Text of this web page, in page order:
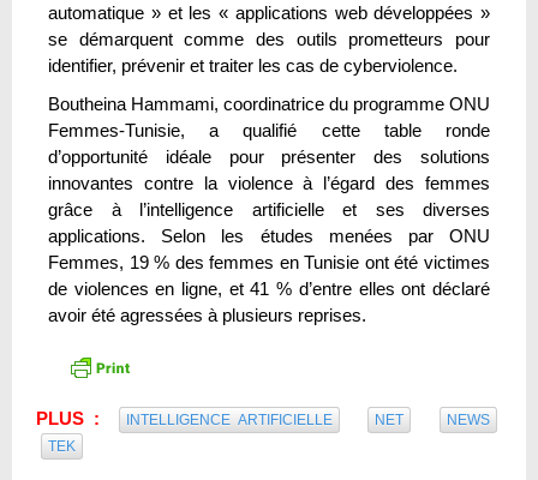
automatique » et les « applications web développées »
se démarquent comme des outils prometteurs pour
identifier, prévenir et traiter les cas de cyberviolence.
Boutheina Hammami, coordinatrice du programme ONU
Femmes-Tunisie, a qualifié cette table ronde
d’opportunité idéale pour présenter des solutions
innovantes contre la violence à l’égard des femmes
grâce à l’intelligence artificielle et ses diverses
applications. Selon les études menées par ONU
Femmes, 19 % des femmes en Tunisie ont été victimes
de violences en ligne, et 41 % d’entre elles ont déclaré
avoir été agressées à plusieurs reprises.
PLUS : INTELLIGENCE ARTIFICIELLE NET
NEWS
TEK